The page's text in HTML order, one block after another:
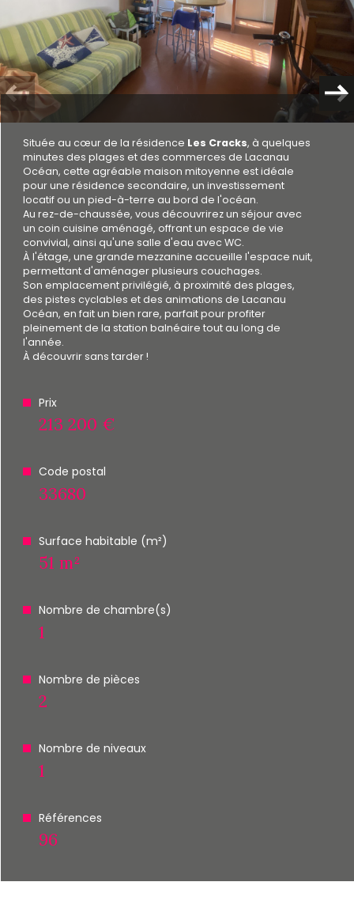
copropriété
Bilan
énergétique
Située au cœur de la résidence Les Cracks, à quelques
minutes des plages et des commerces de Lacanau
Océan, cette agréable maison mitoyenne est idéale
pour une résidence secondaire, un investissement
locatif ou un pied-à-terre au bord de l'océan.
Au rez-de-chaussée, vous découvrirez un séjour avec
un coin cuisine aménagé, offrant un espace de vie
convivial, ainsi qu'une salle d'eau avec WC.
À l'étage, une grande mezzanine accueille l'espace nuit,
permettant d'aménager plusieurs couchages.
Son emplacement privilégié, à proximité des plages,
des pistes cyclables et des animations de Lacanau
Océan, en fait un bien rare, parfait pour profiter
pleinement de la station balnéaire tout au long de
l'année.
À découvrir sans tarder !
Prix
213 200 €
Code postal
33680
Surface habitable (m²)
51 m²
Nombre de chambre(s)
1
Nombre de pièces
2
Nombre de niveaux
1
Références
96